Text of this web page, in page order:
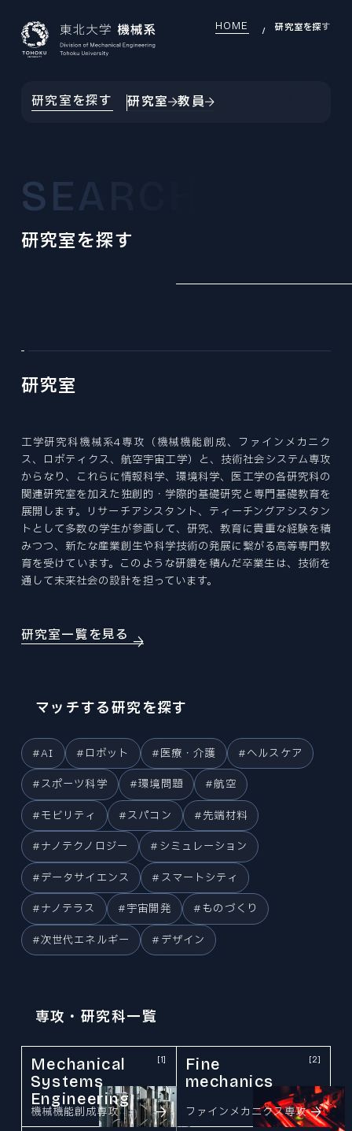
Tohoku University “Mechanical Engineering” is a place to challenge research for human happiness and the future in the world's best environment. We create tomorrow's affluence with free ideas.Tohoku University “Mechanical Engineering” is a place to challenge research for human happiness and the future in the world's best environment. We create tomorrow's affluence with free ideas.Tohoku University “Mechanical Engineering” is a place to challenge research for human happiness and the future in the world's best environment. We create tomorrow's affluence with free ideas.Tohoku University “Mechanical Engineering” is a place to challenge research for human happiness and the future in the world's best environment. We create tomorrow's affluence with free ideas.Tohoku University “Mechanical Engineering” is a place to challenge research for human happiness and the future in the world's best environment. We create tomorrow's affluence with free ideas.Tohoku University “Mechanical Engineering” is a place to challenge research for human happiness and the future in the world's best environment. We create tomorrow's affluence with free ideas.JAPANESE
SEARCH INDEX
ファインメカニクス専攻
環境科学研究科
医工学研究科
RESEARCHER
教員
DEI
DEI INDEX
国際交流
EDUCATION
オープンキャンパス・見学
CAREER PATH
キャリアパス
TOPICS
トピックス
PRIZE
受賞
REPORT
報道
EVENT
PRESS
プレスリリース
ABOUT SITEこのサイトについて
SITEMAPサイトマップ
機械系同窓会
自動車の過去・未来館
宮城県仙台市青葉区荒巻字青葉 6-6-01
© 2026 Division of Mechanical
Engineering,Tohoku University.
HOME 研究室を探す
研究室を探す 研究室 教員
SEARCH
研究室を探す
研究室
工学研究科機械系4専攻（機械機能創成、ファインメカニク
ス、ロボティクス、航空宇宙工学）と、技術社会システム専攻
からなり、これらに情報科学、環境科学、医工学の各研究科の
関連研究室を加えた独創的・学際的基礎研究と専門基礎教育を
展開します。リサーチアシスタント、ティーチングアシスタン
トとして多数の学生が参画して、研究、教育に貴重な経験を積
みつつ、新たな産業創生や科学技術の発展に繋がる高等専門教
育を受けています。このような研鑽を積んだ卒業生は、技術を
通して未来社会の設計を担っています。
研究室一覧を見る
マッチする研究を探す
#AI #ロボット #医療・介護
#ヘルスケア
#スポーツ科学
#環境問題
#航空
#モビリティ
#スパコン
#先端材料
#ナノテクノロジー
#シミュレーション
#データサイエンス
#スマートシティ
#ナノテラス
#宇宙開発
#ものづくり
#次世代エネルギー
#デザイン
専攻・研究科一覧
[1]
Mechanical
Systems
Engineering
機械機能創成専攻
[2]
Fine
mechanics
ファインメカニクス専攻